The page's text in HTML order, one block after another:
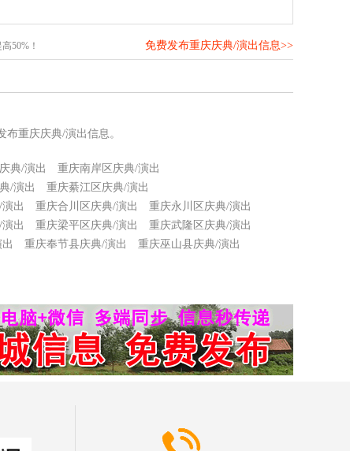
50%！ 免费发布重庆庆典/演出信息>>
重庆庆典/演出信息。
典/演出
重庆南岸区庆典/演出
/演出
重庆綦江区庆典/演出
出 重庆合川区庆典/演出
重庆永川区庆典/演出
出 重庆梁平区庆典/演出
重庆武隆区庆典/演出
重庆奉节县庆典/演出
重庆巫山县庆典/演出